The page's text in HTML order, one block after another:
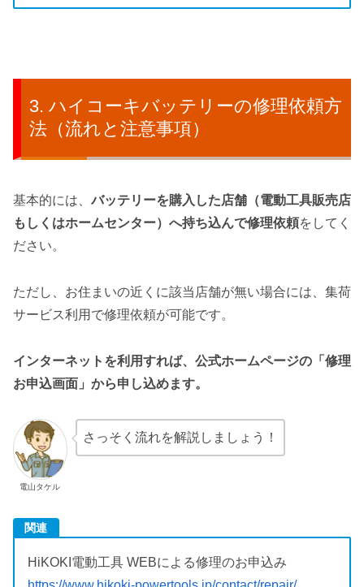
ハイコーキバッテリーの修理依頼方
法（流れと注意事項）
基本的には、 バッテリーを購入した店舗（電動工具販売店
もしくはホームセンター）へ持ち込んで修理依頼をしてく
ださい。
ただし、お住まいの近くに該当店舗が無い場合には、集荷
サービス利用で修理依頼が可能です。
インターネットを利用すれば、公式ホームページの「修理
お申込画面」から申し込めます。
電山タケル
さっそく流れを解説しましょう！
関連
HiKOKI電動工具 WEBによる修理のお申込み